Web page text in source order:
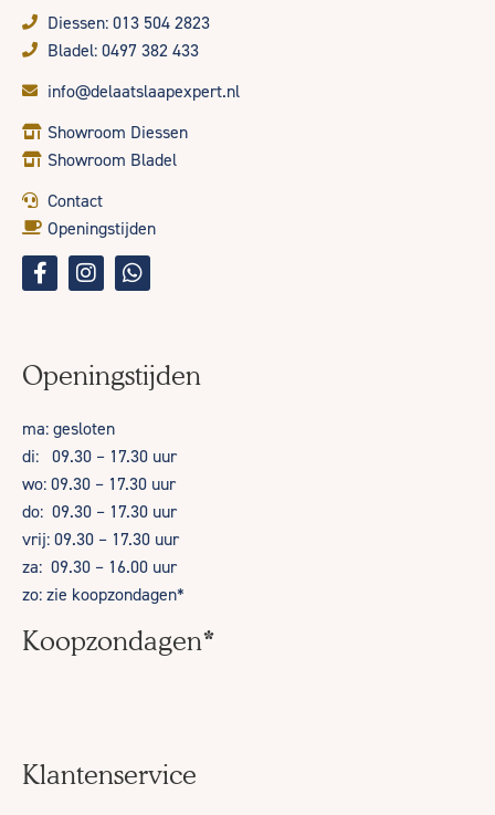
Diessen: 013 504 2823
Bladel: 0497 382 433
info@delaatslaapexpert.nl
Showroom Diessen
Showroom Bladel
Contact
Openingstijden
Openingstijden
ma: gesloten
di: 09.30 – 17.30 uur
wo: 09.30 – 17.30 uur
do: 09.30 – 17.30 uur
vrij: 09.30 – 17.30 uur
za: 09.30 – 16.00 uur
zo: zie koopzondagen*
Koopzondagen*
Klantenservice